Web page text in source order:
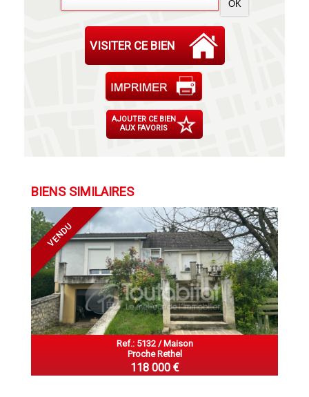
VISITER CE BIEN
AJOUTER CE BIEN
AUX FAVORIS
BIENS SIMILAIRES
VENDU
Ref.: 5132 / Maison
Proche Rethel
118 000 €